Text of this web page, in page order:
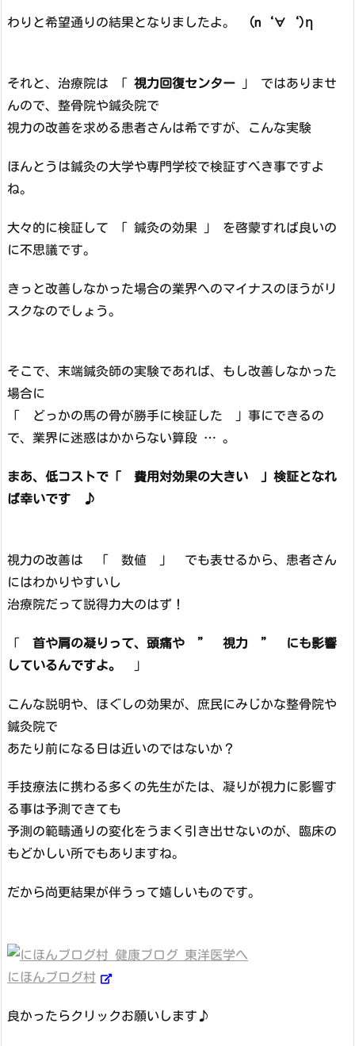
わりと希望通りの結果となりましたよ。 (n‘∀‘)η
それと、治療院は 「 視力回復センター 」 ではありませ
んので、整骨院や鍼灸院で
視力の改善を求める患者さんは希ですが、こんな実験
ほんとうは鍼灸の大学や専門学校で検証すべき事ですよ
ね。
大々的に検証して 「 鍼灸の効果 」 を啓蒙すれば良いの
に不思議です。
きっと改善しなかった場合の業界へのマイナスのほうがリ
スクなのでしょう。
そこで、末端鍼灸師の実験であれば、もし改善しなかった
場合に
「 どっかの馬の骨が勝手に検証した 」事にできるの
で、業界に迷惑はかからない算段 … 。
まあ、低コストで「 費用対効果の大きい 」検証となれ
ば幸いです ♪
視力の改善は 「 数値 」 でも表せるから、患者さん
にはわかりやすいし
治療院だって説得力大のはず！
首や肩の凝りって、頭痛や ” 視力 ” にも影響
しているんですよ。
」
こんな説明や、ほぐしの効果が、庶民にみじかな整骨院や
鍼灸院で
あたり前になる日は近いのではないか？
手技療法に携わる多くの先生がたは、凝りが視力に影響す
る事は予測できても
予測の範疇通りの変化をうまく引き出せないのが、臨床の
もどかしい所でもありますね。
だから尚更結果が伴うって嬉しいものです。
にほんブログ村
良かったらクリックお願いします♪